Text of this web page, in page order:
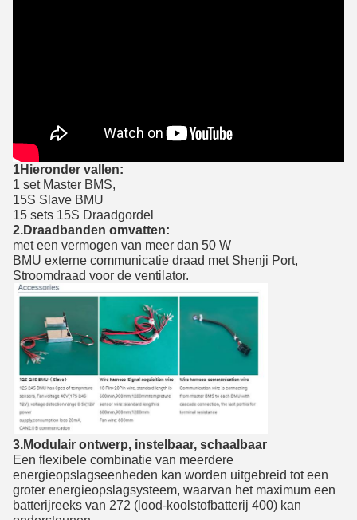
1Hieronder vallen:
1 set Master BMS,
15S Slave BMU
15 sets 15S Draadgordel
2.Draadbanden omvatten:
met een vermogen van meer dan 50 W
BMU externe communicatie draad met Shenji Port,
Stroomdraad voor de ventilator.
3.Modulair ontwerp, instelbaar, schaalbaar
Een flexibele combinatie van meerdere
energieopslagseenheden kan worden uitgebreid tot een
groter energieopslagsysteem, waarvan het maximum een
batterijreeks van 272 (lood-koolstofbatterij 400) kan